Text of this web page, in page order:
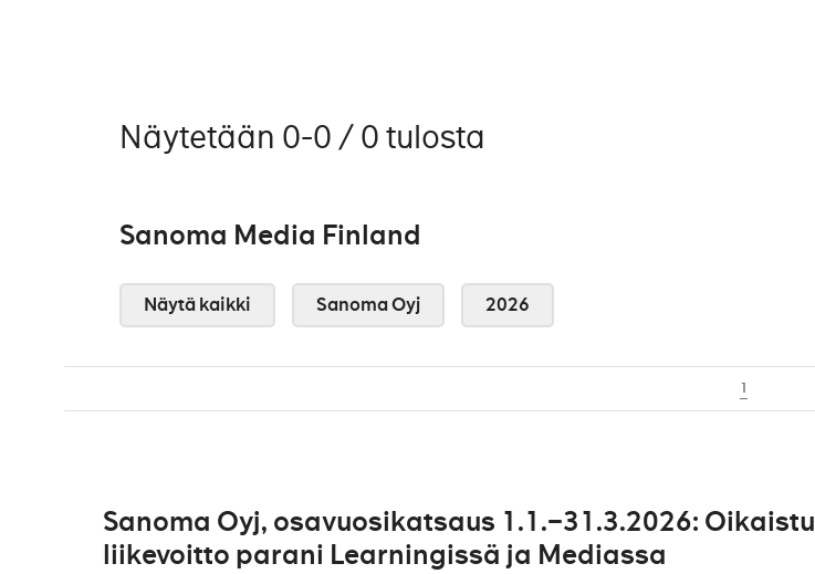
Näytetään 0-0 / 0 tulosta
Sanoma Media Finland
Näytä kaikki Sanoma Oyj 2026
1
Sanoma Oyj, osavuosikatsaus 1.1.–31.3.2026: Oikaistu
liikevoitto parani Learningissä ja Mediassa